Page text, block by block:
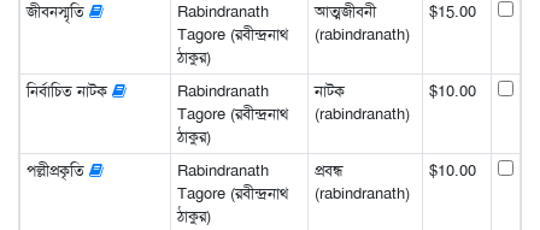
জীবনস্মৃতি
Rabindranath
Tagore (রবীন্দ্রনাথ
ঠাকুর)
আত্মজীবনী
(rabindranath)
$15.00
নির্বাচিত নাটক
Rabindranath
Tagore (রবীন্দ্রনাথ
ঠাকুর)
নাটক
(rabindranath)
$10.00
পল্লীপ্রকৃতি
Rabindranath
Tagore (রবীন্দ্রনাথ
ঠাকুর)
প্রবন্ধ
(rabindranath)
$10.00